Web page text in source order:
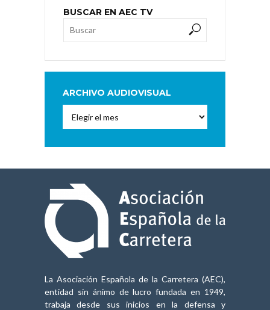
BUSCAR EN AEC TV
ARCHIVO AUDIOVISUAL
Audiovisual
La Asociación Española de la Carretera (AEC),
entidad sin ánimo de lucro fundada en 1949,
trabaja desde sus inicios en la defensa y